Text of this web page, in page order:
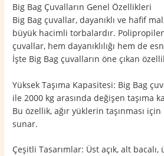
Big Bag Çuvalların Genel Özellikleri
Big Bag çuvallar, dayanıklı ve hafif
büyük hacimli torbalardır.
çuvallar, hem dayanıklılığı hem de
İşte Big Bag çuvalların öne çıkan
Yüksek Taşıma Kapasitesi: Big Bag
ile 2000 kg arasında değişen taşıma
Bu özellik, ağır yüklerin taşınması
sunar.
Çeşitli Tasarımlar: Üst açık, alt